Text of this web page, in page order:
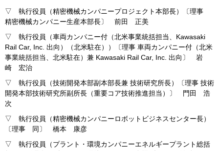
▽ 執行役員（精密機械カンパニープロジェクト本部長）〔理事
精密機械カンパニー生産本部長〕 前田 正美
▽ 執行役員（車両カンパニー付（北米事業統括担当、Kawasaki
Rail Car, Inc. 出向）（北米駐在））〔理事 車両カンパニー付（北米
事業統括担当、北米駐在）兼 Kawasaki Rail Car, Inc. 出向〕 岩
崎 宏治
▽ 執行役員（技術開発本部副本部長兼 技術研究所長）〔理事 技術
開発本部技術研究所副所長（重要コア技術推進担当）〕 門田 浩
次
▽ 執行役員（精密機械カンパニーロボットビジネスセンター長）
〔理事 同〕 橋本 康彦
▽ 執行役員（プラント・環境カンパニーエネルギープラント総括